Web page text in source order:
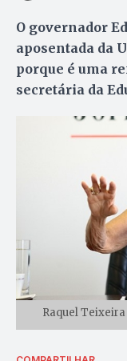
O governador
aposentada da
porque é uma
secretária da
Raquel